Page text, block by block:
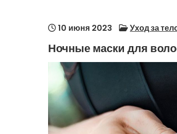
10 июня 2023 Уход за
Ночные маски для